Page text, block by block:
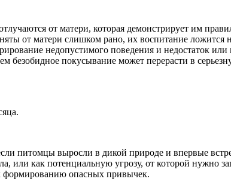
от матери, которая демонстрирует им
от матери слишком рано, их воспитание ложится
недопустимого поведения и недостаток
покусывание может перерасти в
питомцы выросли в дикой природе и впервые
или как потенциальную угрозу, от которой нужно
формированию опасных привычек.